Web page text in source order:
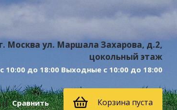
г. Москва ул. Маршала Захарова, д.2,
цокольный этаж
10:00 до 18:00 Выходные с 10:00 до 18:00
Сравнить Корзина пуста